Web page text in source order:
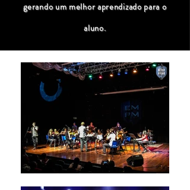
gerando um melhor aprendizado para o
aluno.